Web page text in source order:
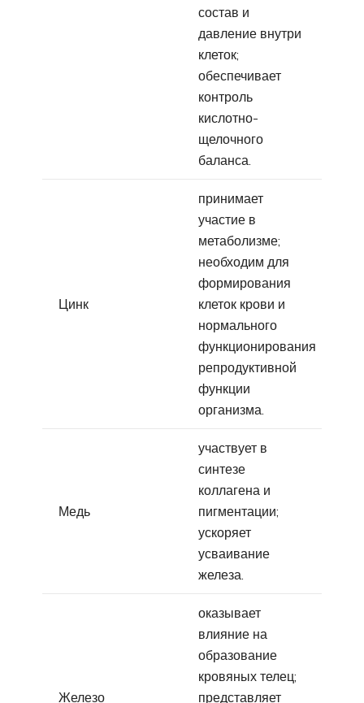
состав и
давление внутри
клеток;
обеспечивает
контроль
кислотно-
щелочного
баланса.
Цинк
принимает
участие в
метаболизме;
необходим для
формирования
клеток крови и
нормального
функционирования
репродуктивной
функции
организма.
Медь
участвует в
синтезе
коллагена и
пигментации;
ускоряет
усваивание
железа.
Железо
оказывает
влияние на
образование
кровяных телец;
представляет